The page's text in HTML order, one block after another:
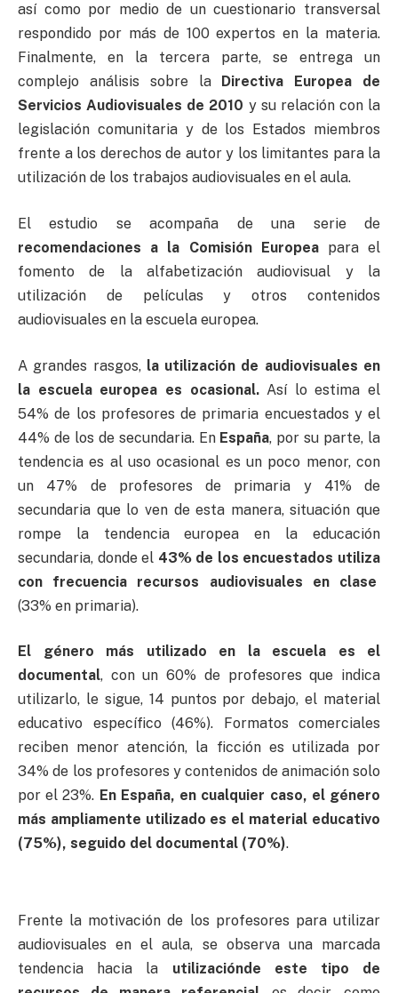
así como por medio de un cuestionario transversal
respondido por más de 100 expertos en la materia.
Finalmente, en la tercera parte, se entrega un
complejo análisis sobre la
Directiva Europea de
Servicios Audiovisuales de 2010 y su relación con la
legislación comunitaria y de los Estados miembros
frente a los derechos de autor y los limitantes para la
utilización de los trabajos audiovisuales en el aula.
El estudio se acompaña de una serie de
recomendaciones a la Comisión Europeapara el
fomento de la alfabetización audiovisual y la
utilización de películas y otros contenidos
audiovisuales en la escuela europea.
A grandes rasgos, la utilización de audiovisuales en
la escuela europea es ocasional.Así lo estima el
54% de los profesores de primaria encuestados y el
44% de los de secundaria. En España, por su parte, la
tendencia es al uso ocasional es un poco menor, con
un 47% de profesores de primaria y 41% de
secundaria que lo ven de esta manera, situación que
rompe la tendencia europea en la educación
secundaria, donde el 43% de los encuestados utiliza
con frecuencia recursos audiovisuales en clase
(33% en primaria).
El género más utilizado en la escuela es el
documental, con un 60% de profesores que indica
utilizarlo, le sigue, 14 puntos por debajo, el material
educativo específico (46%). Formatos comerciales
reciben menor atención, la ficción es utilizada por
34% de los profesores y contenidos de animación solo
por el 23%. En España, en cualquier caso, el género
más ampliamente utilizado es el material educativo
(75%), seguido del documental (70%).
Frente la motivación de los profesores para utilizar
audiovisuales en el aula, se observa una marcada
tendencia hacia la utilizaciónde este tipo de